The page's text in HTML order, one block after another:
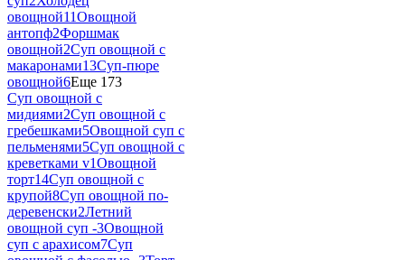
овощной11Овощной
антопф2Форшмак
овощной2Суп овощной с
макаронами13Суп-пюре
овощной6Еще 173
Суп овощной с
мидиями2Суп овощной с
гребешками5Овощной суп с
пельменями5Суп овощной с
креветками v1Овощной
торт14Суп овощной с
крупой8Суп овощной по-
деревенски2Летний
овощной суп -3Овощной
суп с арахисом7Суп